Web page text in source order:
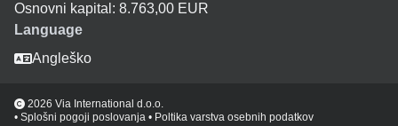
Osnovni kapital: 8.763,00 EUR
Language
Angleško
2026 Via International d.o.o.
• Splošni pogoji poslovanja • Poltika varstva osebnih podatkov